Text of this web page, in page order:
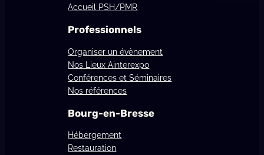
Accueil PSH/PMR
Professionnels
Organiser un évènement
Nos Lieux Ainterexpo
Conférences et Séminaires
Nos références
Bourg-en-Bresse
Hébergement
Restauration